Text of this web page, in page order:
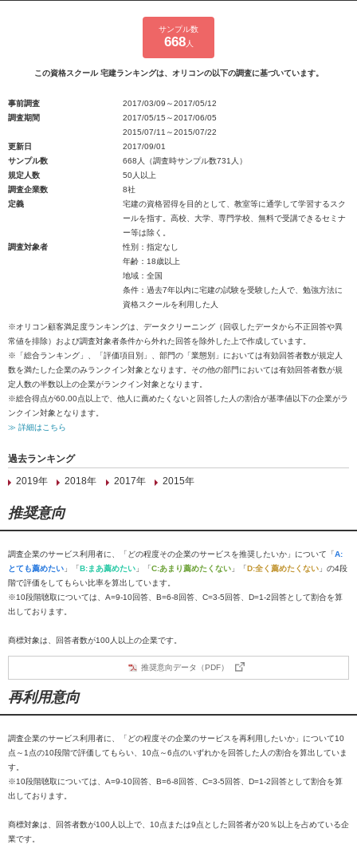
サンプル数
668人
この資格スクール 宅建ランキングは、オリコンの以下の調査に基づいています。
事前調査
2017/03/09～2017/05/12
調査期間
2017/05/15～2017/06/05
2015/07/11～2015/07/22
更新日
2017/09/01
サンプル数
668人（調査時サンプル数731人）
規定人数
50人以上
調査企業数
8社
定義
宅建の資格習得を目的として、教室等に通学して学習するスク
ールを指す。高校、大学、専門学校、無料で受講できるセミナ
ー等は除く。
調査対象者
性別：指定なし
年齢：18歳以上
地域：全国
条件：過去7年以内に宅建の試験を受験した人で、勉強方法に
資格スクールを利用した人
※オリコン顧客満足度ランキングは、データクリーニング（回収したデータから不正回答や異
常値を排除）および調査対象者条件から外れた回答を除外した上で作成しています。
※「総合ランキング」、「評価項目別」、部門の「業態別」においては有効回答者数が規定人
数を満たした企業のみランクイン対象となります。その他の部門においては有効回答者数が規
定人数の半数以上の企業がランクイン対象となります。
※総合得点が60.00点以上で、他人に薦めたくないと回答した人の割合が基準値以下の企業がラ
ンクイン対象となります。
≫ 詳細はこちら
過去ランキング
2019年
2018年 2017年 2015年
推奨意向
調査企業のサービス利用者に、「どの程度その企業のサービスを推奨したいか」について「A:
とても薦めたい 」「B:まあ薦めたい 」「C:あまり薦めたくない 」「D:全く薦めたくない 」の4段
階で評価をしてもらい比率を算出しています。
※10段階聴取については、A=9-10回答、B=6-8回答、C=3-5回答、D=1-2回答として割合を算
出しております。
商標対象は、回答者数が100人以上の企業です。
推奨意向データ（PDF）
再利用意向
調査企業のサービス利用者に、「どの程度その企業のサービスを再利用したいか」について10
点～1点の10段階で評価してもらい、10点～6点のいずれかを回答した人の割合を算出していま
す。
※10段階聴取については、A=9-10回答、B=6-8回答、C=3-5回答、D=1-2回答として割合を算
出しております。
商標対象は、回答者数が100人以上で、10点または9点とした回答者が20％以上を占めている企
業です。